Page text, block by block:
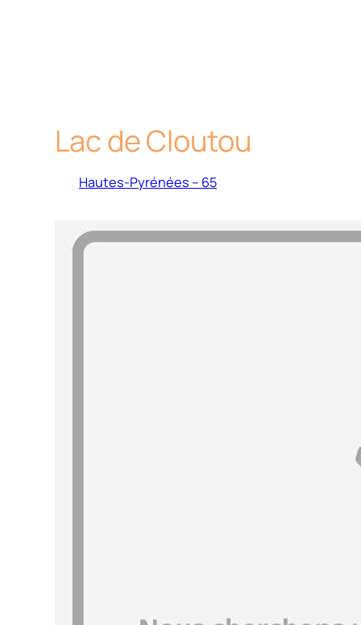
Lac de Cloutou
Hautes-Pyrénées – 65